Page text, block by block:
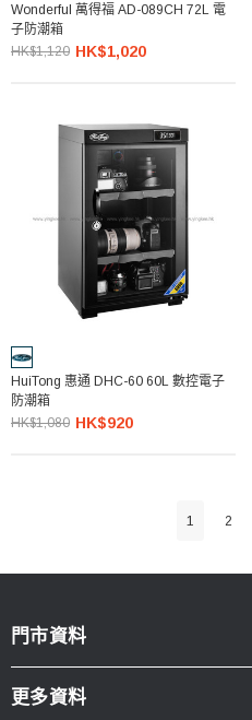
Wonderful 萬得福 AD-089CH 72L 電
子防潮箱
HK$1,120 HK$1,020
HuiTong 惠通 DHC-60 60L 數控電子
防潮箱
HK$1,080 HK$920
1 2
門市資料
更多資料